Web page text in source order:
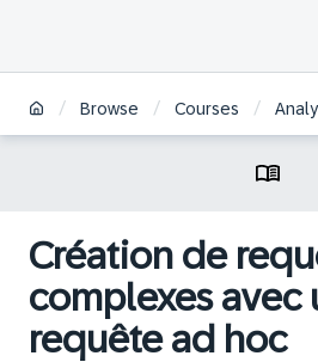
/ Browse / Courses / Analytics
Création de
complexes avec
requête ad hoc